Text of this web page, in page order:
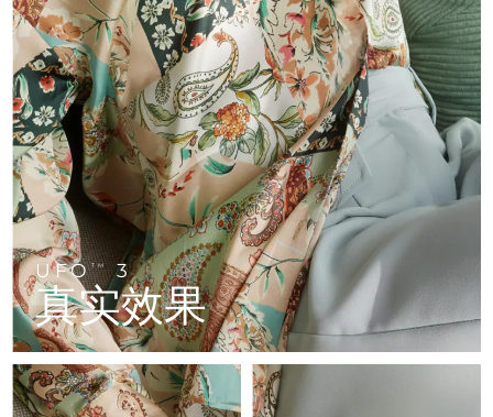
UFOTM 3
真实效果
LUNA™ 4 mini
For young skin, T-zone
LUNA™ 4 go
For travel or gym bag
LUNA™ 护肤
Premium cleansers & balm
LUNA™ 设备
All facial cleansing devices
面部提拉护理
Premium anti-aging skincare
BEAR™ 设备
All premium facelift devices
UFO™ 3 mini
Red light therapy device for young skin
UFO™ 3 go
Portable red light therapy
面膜
Rejuvenation & hydration
UFO™ 设备
All deep facial hydration devices
issa™ 4 smile
Hybrid silicone sonic toothbrush
issa™ 4 baby
For ages 0-3
issa™ Teeth Whitening Set
Dual LED + sonic device & 18% PAP gel
ISSA™ 设备
All silicone sonic toothbrushes
FAQ™ 101
Clinical anti-aging
FAQ™ 102
Advanced clinical anti-aging
FAQ™ 103
Luxurious clinical anti-aging set
FAQ™ P1 Primer
Manuka honey primer
FAQ™ 201
LED mask
FAQ™ 202
LED mask
FAQ™ 211
Anti-aging neck & décolleté LED mask
FAQ™ 221
Anti-aging LED hand mask
生发
FAQ™ 301
LED hair strengthening scalp massager
FAQ™ Scalp Serum
Scalp recovery probiotic serum
FAQ™护肤品
All FAQ™ skincare
肌肤年轻化
NEW
FAQ™ 501
Full-Spectrum Red Light Therapy
FAQ™ 502
Full-Spectrum Red Light Therapy
FAQ™ Red Light Serum
保健品
NEW
专业治疗
中国 预计送达日期8/10/26
哥伦比亚 预计送达日期8/14/26
克罗地亚 预计送达日期8/10/26
塞浦路斯 预计送达日期 8/11/26
捷克 预计送达日期8/10/26
丹麦 预计送达日期
爱沙尼亚 预计送达日期8/10/26
芬兰